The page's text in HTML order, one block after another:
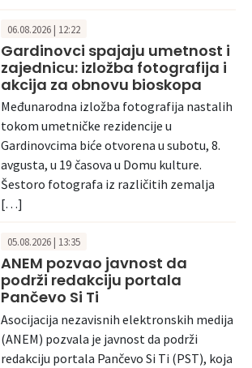
06.08.2026 | 12:22
Gardinovci spajaju umetnost i
zajednicu: izložba fotografija i
akcija za obnovu bioskopa
Međunarodna izložba fotografija nastalih
tokom umetničke rezidencije u
Gardinovcima biće otvorena u subotu, 8.
avgusta, u 19 časova u Domu kulture.
Šestoro fotografa iz različitih zemalja
[…]
05.08.2026 | 13:35
ANEM pozvao javnost da
podrži redakciju portala
Pančevo Si Ti
Asocijacija nezavisnih elektronskih medija
(ANEM) pozvala je javnost da podrži
redakciju portala Pančevo Si Ti (PST), koja